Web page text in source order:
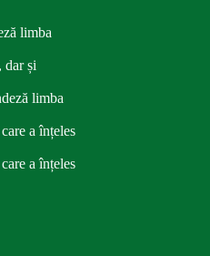
limba
dar și
limba
a înțeles
a înțeles